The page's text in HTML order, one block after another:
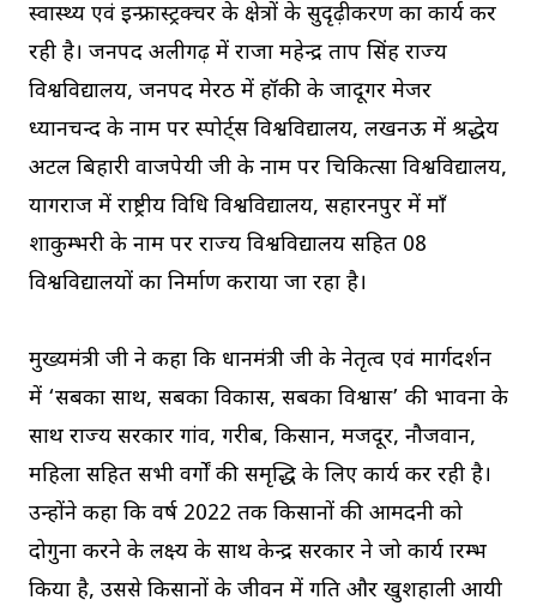
स्वास्थ्य एवं इन्फ्रास्ट्रक्चर के क्षेत्रों के सुदृढ़ीकरण का कार्य कर
रही है। जनपद अलीगढ़ में राजा महेन्द्र प्रताप सिंह राज्य
विश्वविद्यालय, जनपद मेरठ में हॉकी के जादूगर मेजर
ध्यानचन्द के नाम पर स्पोर्ट्स विश्वविद्यालय, लखनऊ में श्रद्धेय
अटल बिहारी वाजपेयी जी के नाम पर चिकित्सा विश्वविद्यालय,
प्रयागराज में राष्ट्रीय विधि विश्वविद्यालय, सहारनपुर में माँ
शाकुम्भरी के नाम पर राज्य विश्वविद्यालय सहित 08
विश्वविद्यालयों का निर्माण कराया जा रहा है।
मुख्यमंत्री जी ने कहा कि प्रधानमंत्री जी के नेतृत्व एवं मार्गदर्शन
में ‘सबका साथ, सबका विकास, सबका विश्वास’ की भावना के
साथ राज्य सरकार गांव, गरीब, किसान, मजदूर, नौजवान,
महिला सहित सभी वर्गाें की समृद्धि के लिए कार्य कर रही है।
उन्होंने कहा कि वर्ष 2022 तक किसानों की आमदनी को
दोगुना करने के लक्ष्य के साथ केन्द्र सरकार ने जो कार्य प्रारम्भ
किया है, उससे किसानों के जीवन में प्रगति और खुशहाली आयी